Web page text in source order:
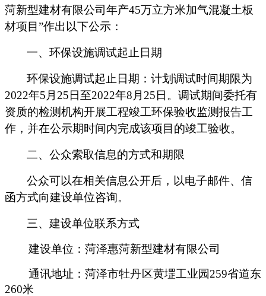
菏新型建材有限公司年产45万立方米加气混凝土板
材项目 ”作出以下公示：
一、环保设施调试起止日期
环保设施调试起止日期：计划调试时间期限为
2022年5 月 25 日至2022年8 月 25 日。 调试期间委托有
资质的检测机构开展工程竣工环保验收监测报告工
作，并在公示期时间内完成该项目的竣工验收。
二、公众索取信息的方式和期限
公众可以在相关信息公开后，以电子邮件、信
函方式向建设单位咨询。
三、建设单位联系方式
建设单位：菏泽惠菏新型建材有限公司
通讯地址：菏泽市牡丹区黄堽工业园259省道东
260米